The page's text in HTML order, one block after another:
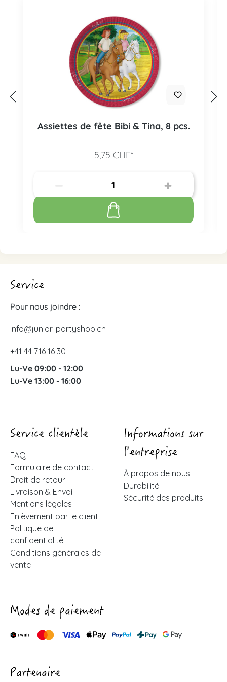
Assiettes de fête Bibi & Tina, 8 pcs.
5,75 CHF*
Service
Pour nous joindre :
info@junior-partyshop.ch
+41 44 716 16 30
Lu-Ve 09:00 - 12:00
Lu-Ve 13:00 - 16:00
Service clientèle
FAQ
Formulaire de contact
Droit de retour
Livraison & Envoi
Mentions légales
Enlèvement par le client
Politique de
confidentialité
Conditions générales de
vente
Informations sur
l'entreprise
À propos de nous
Durabilité
Sécurité des produits
Modes de paiement
Partenaire